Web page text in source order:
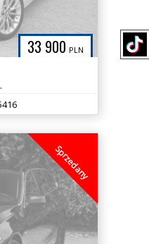
33 900 PLN
135tys km
Sprzedany